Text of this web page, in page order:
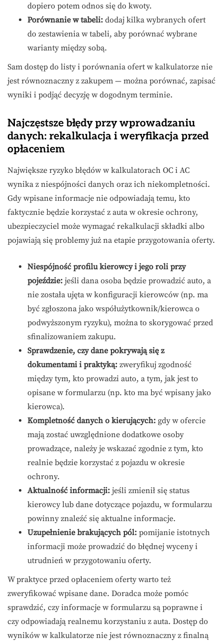
dopiero potem odnos się do kwoty.
Porównanie w tabeli: dodaj kilka wybranych ofert
do zestawienia w tabeli, aby porównać wybrane
warianty między sobą.
Sam dostęp do listy i porównania ofert w kalkulatorze nie
jest równoznaczny z zakupem — można porównać, zapisać
wyniki i podjąć decyzję w dogodnym terminie.
Najczęstsze błędy przy wprowadzaniu
danych: rekalkulacja i weryfikacja przed
opłaceniem
Największe ryzyko błędów w kalkulatorach OC i AC
wynika z niespójności danych oraz ich niekompletności.
Gdy wpisane informacje nie odpowiadają temu, kto
faktycznie będzie korzystać z auta w okresie ochrony,
ubezpieczyciel może wymagać rekalkulacji składki albo
pojawiają się problemy już na etapie przygotowania oferty.
Niespójność profilu kierowcy i jego roli przy
pojeździe: jeśli dana osoba będzie prowadzić auto, a
nie została ujęta w konfiguracji kierowców (np. ma
być zgłoszona jako współużytkownik/kierowca o
podwyższonym ryzyku), można to skorygować przed
sfinalizowaniem zakupu.
Sprawdzenie, czy dane pokrywają się z
dokumentami i praktyką: zweryfikuj zgodność
między tym, kto prowadzi auto, a tym, jak jest to
opisane w formularzu (np. kto ma być wpisany jako
kierowca).
Kompletność danych o kierujących: gdy w ofercie
mają zostać uwzględnione dodatkowe osoby
prowadzące, należy je wskazać zgodnie z tym, kto
realnie będzie korzystać z pojazdu w okresie
ochrony.
Aktualność informacji: jeśli zmienił się status
kierowcy lub dane dotyczące pojazdu, w formularzu
powinny znaleźć się aktualne informacje.
Uzupełnienie brakujących pól: pomijanie istotnych
informacji może prowadzić do błędnej wyceny i
utrudnień w przygotowaniu oferty.
W praktyce przed opłaceniem oferty warto też
zweryfikować wpisane dane. Doradca może pomóc
sprawdzić, czy informacje w formularzu są poprawne i
czy odpowiadają realnemu korzystaniu z auta. Dostęp do
wyników w kalkulatorze nie jest równoznaczny z finalną